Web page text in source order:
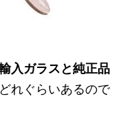
入ガラスと純正品
れぐらいあるので